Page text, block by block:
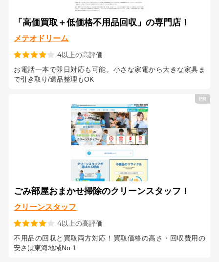
「高価買取＋低価格不用品回収」の専門店！
メテオドリーム
4以上の高評価
お電話一本で即日対応も可能。小さな家電から大きな家具ま
で引き取り/遺品整理もOK
ごみ部屋おまかせ掃除のクリーンスタッフ！
クリーンスタッフ
4以上の高評価
不用品の回収と買取両方対応！買取価格の高さ・回収費用の
安さは東海地域No.1